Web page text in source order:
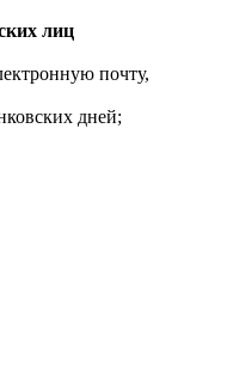
лиц
почту,
дней;